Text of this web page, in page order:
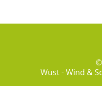
©
Wust - Wind &